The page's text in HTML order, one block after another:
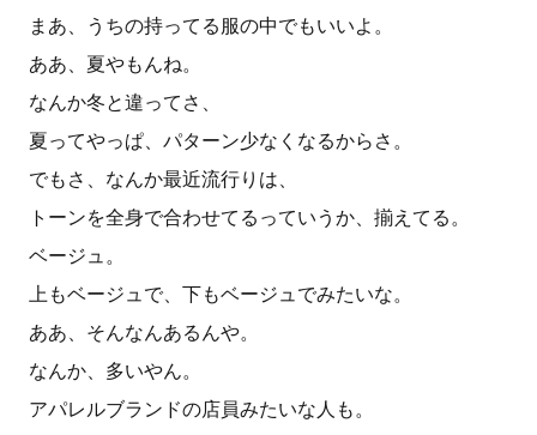
まあ、うちの持ってる服の中でもいいよ。
ああ、夏やもんね。
なんか冬と違ってさ、
夏ってやっぱ、パターン少なくなるからさ。
でもさ、なんか最近流行りは、
トーンを全身で合わせてるっていうか、揃えてる。
ベージュ。
上もベージュで、下もベージュでみたいな。
ああ、そんなんあるんや。
なんか、多いやん。
アパレルブランドの店員みたいな人も。